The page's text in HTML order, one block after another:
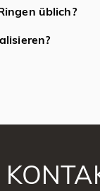
Kreis der
wie
verschenkt.
üblich?
Weiß, Gelb oder
werden – zum